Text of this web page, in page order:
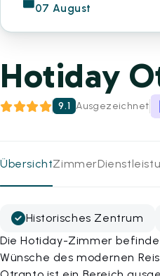
07 August
Hotiday
9.1 Ausgezeichnet
ÜbersichtZimmer
Historisches Zentrum
Die Hotiday-Zimmer
Wünsche des modernen